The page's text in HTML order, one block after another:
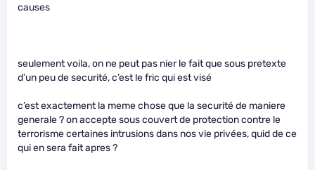
causes
seulement voila, on ne peut pas nier le fait que sous pretexte
d’un peu de securité, c’est le fric qui est visé
c’est exactement la meme chose que la securité de maniere
generale ? on accepte sous couvert de protection contre le
terrorisme certaines intrusions dans nos vie privées, quid de ce
qui en sera fait apres ?